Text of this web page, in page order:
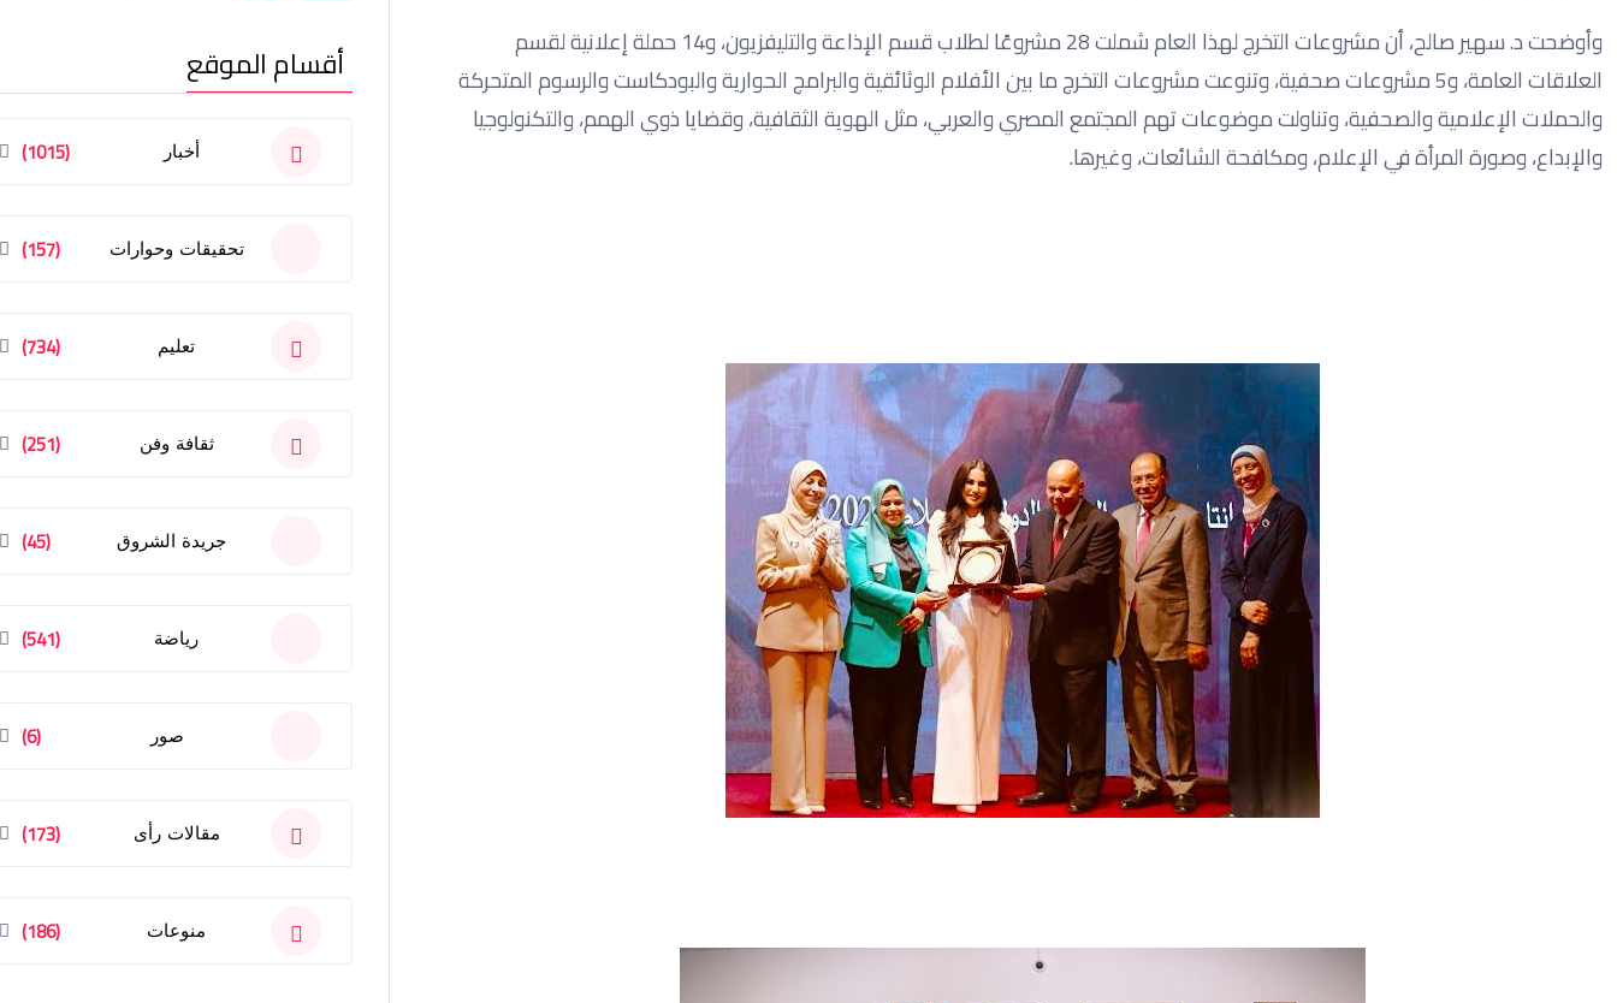
وأوضحت د. سهير صالح، أن مشروعات التخرج لهذا العام شملت 28 مشروعًا لطلاب قسم الإذاعة والتليفزيون، و14 حملة إعلانية لقسم
العلاقات العامة، و5 مشروعات صحفية، وتنوعت مشروعات التخرج ما بين الأفلام الوثائقية والبرامج الحوارية والبودكاست والرسوم المتحركة
والحملات الإعلامية والصحفية، وتناولت موضوعات تهم المجتمع المصري والعربي، مثل الهوية الثقافية، وقضايا ذوي الهمم، والتكنولوجيا
والإبداع، وصورة المرأة في الإعلام، ومكافحة الشائعات، وغيرها.
أقسام الموقع
أخبار (1015)
تحقيقات وحوارات (157)
تعليم (734)
ثقافة وفن (251)
جريدة الشروق (45)
رياضة (541)
صور (6)
مقالات رأى (173)
منوعات (186)